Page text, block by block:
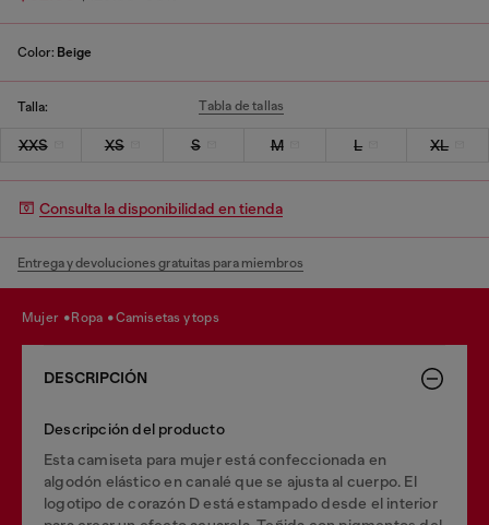
Color: Beige
Talla: Tabla de tallas
XXS XS S M L XL
Consulta la disponibilidad en tienda
Entrega y devoluciones gratuitas para miembros
mujer ropa camisetas y tops
DESCRIPCIÓN
Descripción del producto
Esta camiseta para mujer está confeccionada en
algodón elástico en canalé que se ajusta al cuerpo. El
logotipo de corazón D está estampado desde el interior